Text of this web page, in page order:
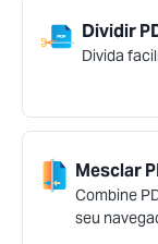
Dividir
Divida
Mesclar
Combine
seu